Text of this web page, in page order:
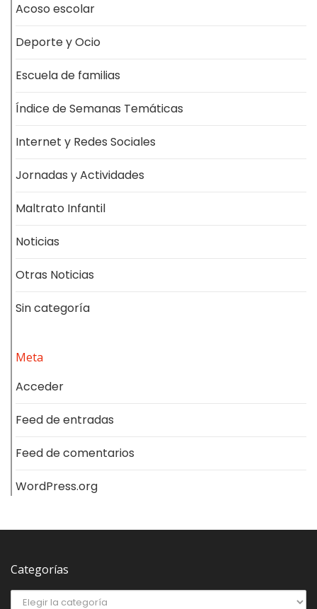
Acoso escolar
Deporte y Ocio
Escuela de familias
Índice de Semanas Temáticas
Internet y Redes Sociales
Jornadas y Actividades
Maltrato Infantil
Noticias
Otras Noticias
Sin categoría
Meta
Acceder
Feed de entradas
Feed de comentarios
WordPress.org
Categorías